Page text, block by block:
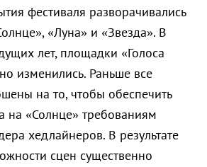
фестиваля разворачивались
«Луна» и «Звезда». В
лет, площадки «Голоса
изменились. Раньше все
на то, чтобы обеспечить
на «Солнце» требованиям
хедлайнеров. В результате
сцен существенно